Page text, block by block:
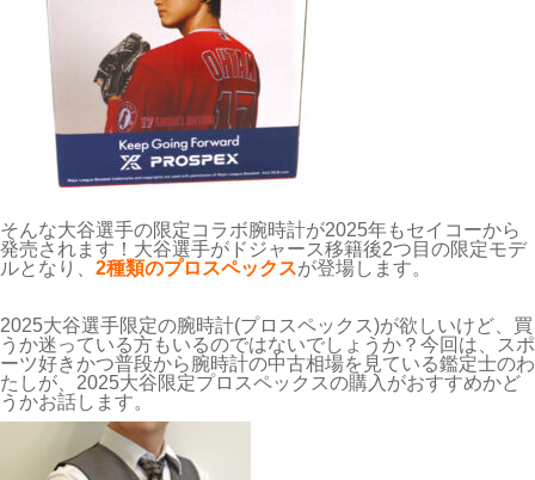
そんな大谷選手の限定コラボ腕時計が2025年もセイコーから
発売されます！大谷選手がドジャース移籍後2つ目の限定モデ
ルとなり、 2種類のプロスペックスが登場します。
2025大谷選手限定の腕時計(プロスペックス)が欲しいけど、買
うか迷っている方もいるのではないでしょうか？今回は、スポ
ーツ好きかつ普段から腕時計の中古相場を見ている鑑定士のわ
たしが、2025大谷限定プロスペックスの購入がおすすめかど
うかお話します。